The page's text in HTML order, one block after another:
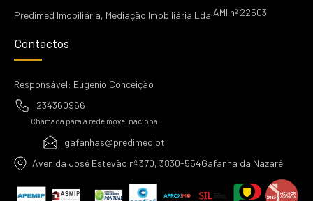
Predimed Imobiliária, Mediação Imobiliária Lda.AMI nº 22503
Contactos
Responsável: Eugenio Conceição
234360966
Chamada para a rede móvel nacional
gafanhas@predimed.pt
Avenida José Estevão nº 370, 3830-554Gafanha da Nazaré